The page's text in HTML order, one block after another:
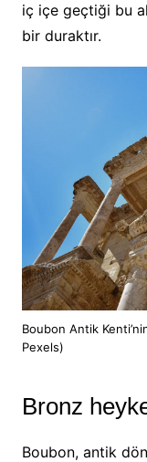
iç içe geçtiği bu
bir duraktır.
Boubon Antik
Pexels)
Bronz
Boubon, antik